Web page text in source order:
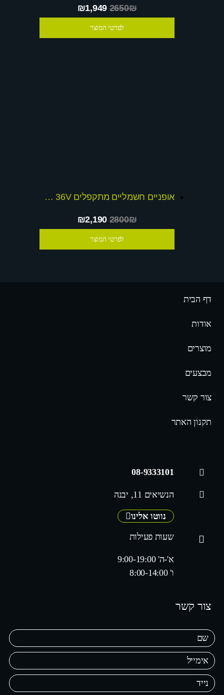
₪1,9492650₪
לפרטי המוצר
אופניים חשמליים מתקפלים Q NEW-CORZ 36V
₪2,1902800₪
לפרטי המוצר
דף הבית
אודות
מוצרים
מבצעים
צור קשר
תקנון האתר
08-9333101
הנשיאים 11, יבנה
נווטו אלינו
שעות פעילות
א'-ה' 9:00-19:00
ו' 8:00-14:00
צור קשר